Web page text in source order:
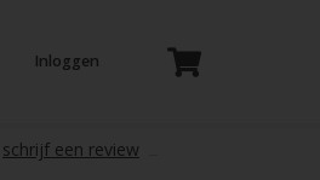
Inloggen
schrijf een review